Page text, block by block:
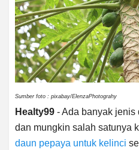
Sumber foto : pixabay/ElenzaPhotograhy
Healty99 - Ada banyak jenis
dan mungkin salah satunya
daun pepaya untuk kelinci